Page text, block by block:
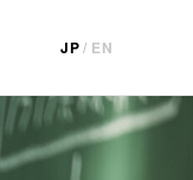
JP/ EN